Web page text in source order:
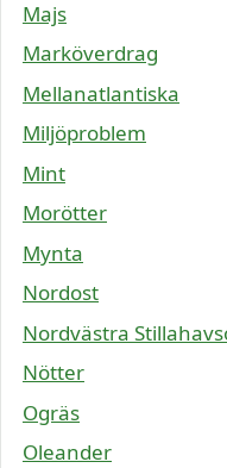
Majs
Marköverdrag
Mellanatlantiska
Miljöproblem
Mint
Morötter
Mynta
Nordost
Nordvästra
Nötter
Ogräs
Oleander